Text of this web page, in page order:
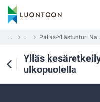
... ... Pallas-Yllästunturi National Park
Ylläs
ulkopuolella